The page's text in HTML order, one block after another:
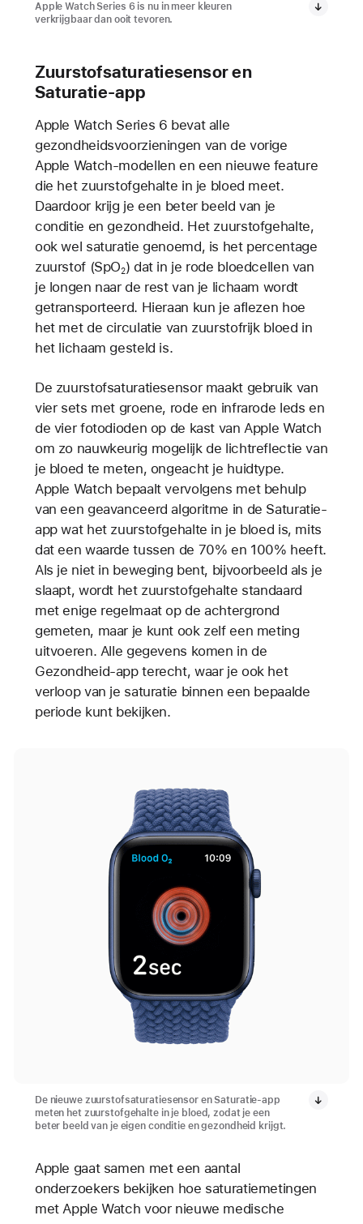
Apple Watch Series 6 is nu in meer kleuren
verkrijgbaar dan ooit tevoren.
Zuurstofsaturatiesensor en
Saturatie-app
Apple Watch Series 6 bevat alle
gezondheidsvoorzieningen van de vorige
Apple Watch-modellen en een nieuwe feature
die het zuurstofgehalte in je bloed meet.
Daardoor krijg je een beter beeld van je
conditie en gezondheid. Het zuurstofgehalte,
ook wel saturatie genoemd, is het percentage
zuurstof (SpO2) dat in je rode bloedcellen van
je longen naar de rest van je lichaam wordt
getransporteerd. Hieraan kun je aflezen hoe
het met de circulatie van zuurstofrijk bloed in
het lichaam gesteld is.
De zuurstofsaturatiesensor maakt gebruik van
vier sets met groene, rode en infrarode leds en
de vier fotodioden op de kast van Apple Watch
om zo nauwkeurig mogelijk de lichtreflectie van
je bloed te meten, ongeacht je huidtype.
Apple Watch bepaalt vervolgens met behulp
van een geavanceerd algoritme in de Saturatie-
app wat het zuurstofgehalte in je bloed is, mits
dat een waarde tussen de 70% en 100% heeft.
Als je niet in beweging bent, bijvoorbeeld als je
slaapt, wordt het zuurstofgehalte standaard
met enige regelmaat op de achtergrond
gemeten, maar je kunt ook zelf een meting
uitvoeren. Alle gegevens komen in de
Gezondheid-app terecht, waar je ook het
verloop van je saturatie binnen een bepaalde
periode kunt bekijken.
De nieuwe zuurstofsaturatiesensor en Saturatie-app
meten het zuurstofgehalte in je bloed, zodat je een
beter beeld van je eigen conditie en gezondheid krijgt.
Apple gaat samen met een aantal
onderzoekers bekijken hoe saturatiemetingen
met Apple Watch voor nieuwe medische